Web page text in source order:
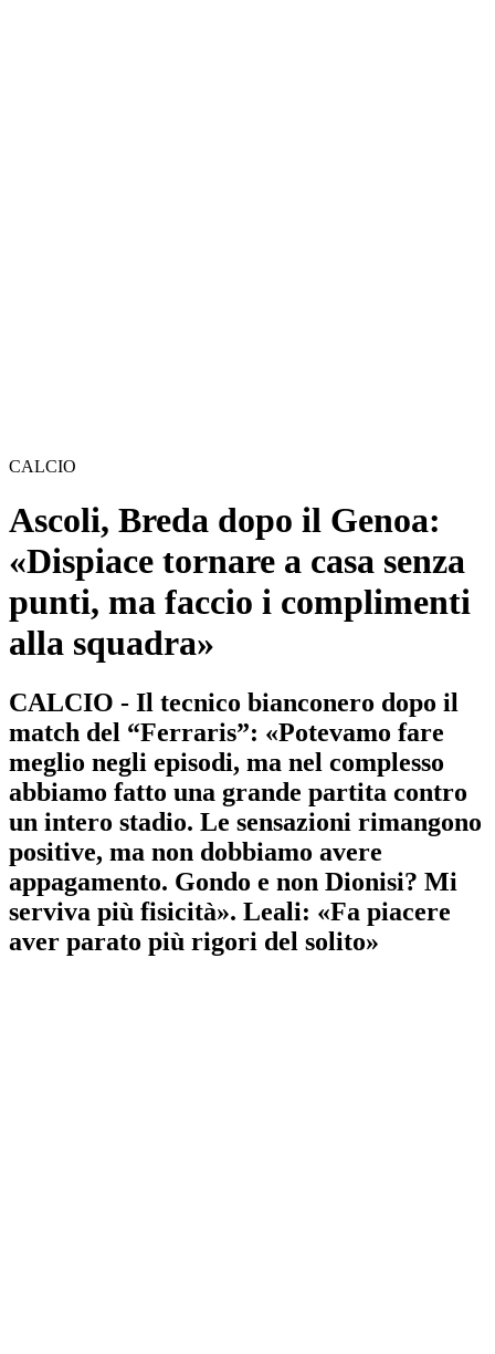
CALCIO
Ascoli, Breda dopo il Genoa:
«Dispiace tornare a casa senza
punti, ma faccio i complimenti
alla squadra»
CALCIO - Il tecnico bianconero dopo il
match del “Ferraris”: «Potevamo fare
meglio negli episodi, ma nel complesso
abbiamo fatto una grande partita contro
un intero stadio. Le sensazioni rimangono
positive, ma non dobbiamo avere
appagamento. Gondo e non Dionisi? Mi
serviva più fisicità». Leali: «Fa piacere
aver parato più rigori del solito»